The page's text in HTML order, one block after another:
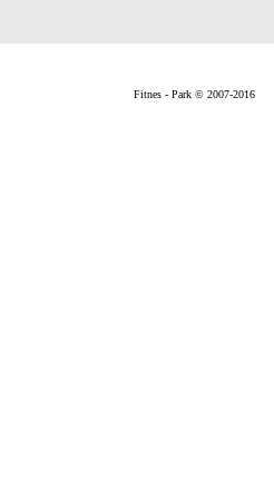
Fitnes - Park © 2007-2016